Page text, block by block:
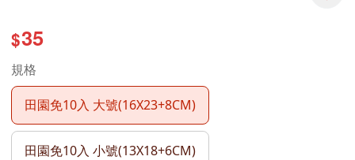
$35
規格
田園免10入 大號(16X23+8CM)
田園免10入 小號(13X18+6CM)